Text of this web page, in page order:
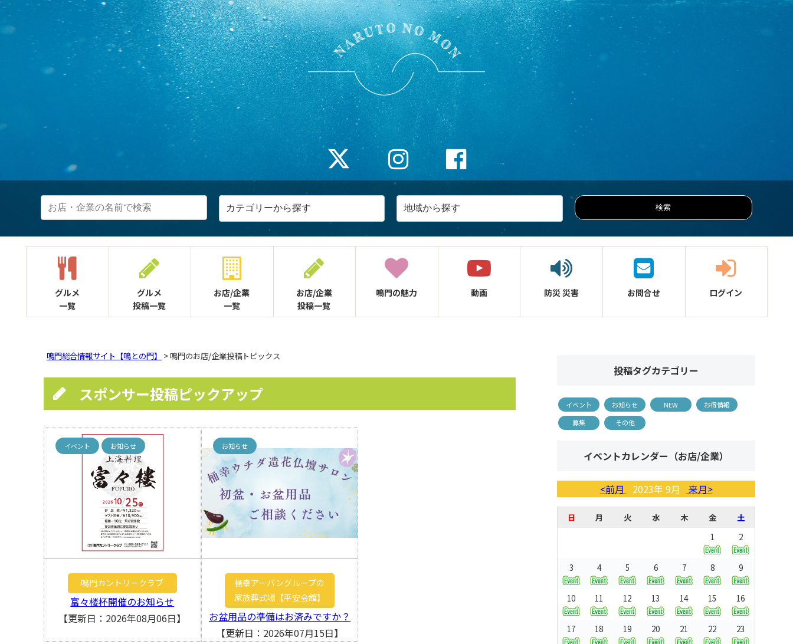
グルメ
一覧
グルメ
投稿一覧
お店/企業
一覧
お店/企業
投稿一覧
鳴門の魅力 動画 防災災害 お問合せ ログイン
鳴門総合情報サイト【鳴との門】 > 鳴門のお店/企業投稿トピックス
スポンサー投稿ピックアップ
イベント お知らせ
鳴門カントリークラブ
富々楼杯開催のお知らせ
【更新日：2026年08月06日】
お知らせ
桶幸アーバングループの
家族葬式場【平安会館】
お盆用品の準備はお済みですか？
【更新日：2026年07月15日】
投稿タグカテゴリー
イベント お知らせ NEW
お得情報
募集
その他
イベントカレンダー（お店/企業）
<前月 2023年 9月 来月>
日 月 火 水 木 金
土
1
2
3 4 5 6 7 8 9
10 11 12 13 14 15 16
17 18 19 20 21 22 23